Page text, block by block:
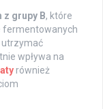
z grupy B, które
fermentowanych
utrzymać
wpływa na
również